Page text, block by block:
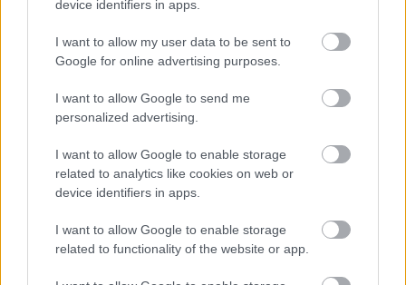
device identifiers in apps.
I want to allow my user data to be sent to
Google for online advertising purposes.
I want to allow Google to send me
personalized advertising.
I want to allow Google to enable storage
related to analytics like cookies on web or
device identifiers in apps.
I want to allow Google to enable storage
related to functionality of the website or app.
Aκολουθήστε μας
παντού…